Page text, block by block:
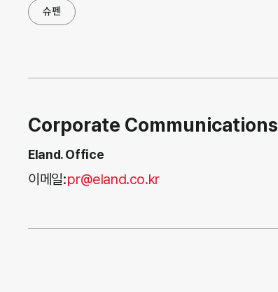
슈펜
Corporate Communications
Eland. Office
이메일:pr@eland.co.kr